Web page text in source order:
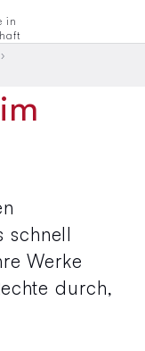
in
schnell
Werke
durch,